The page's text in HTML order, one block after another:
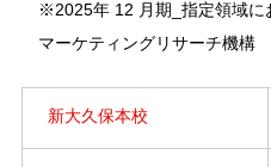
※2025年 12 月期_指定領域に
マーケティングリサーチ機構
新大久保本校